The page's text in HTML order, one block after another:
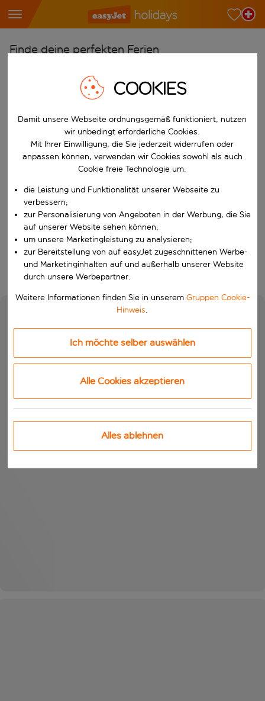
Finde deine perfekten Ferien
Wähle deine Flughäfen
Beginne mit der Eingabe für die automatische
Reiseziele finden
Nach
W&auml;hle ein Ab- und R&uuml;ckflugdatum aus.
Wähle deine Reisedaten
Wann
Wer
Suchen
COOKIES
Damit unsere Webseite ordnungsgemäß funktioniert, nutzen
wir unbedingt erforderliche Cookies.
Mit Ihrer Einwilligung, die Sie jederzeit widerrufen oder
anpassen können, verwenden wir Cookies sowohl als auch
Cookie freie Technologie um:
die Leistung und Funktionalität unserer Webseite zu
verbessern;
zur Personalisierung von Angeboten in der Werbung, die Sie
auf unserer Website sehen können;
um unsere Marketingleistung zu analysieren;
zur Bereitstellung von auf easyJet zugeschnittenen Werbe-
und Marketinginhalten auf und außerhalb unserer Website
durch unsere Werbepartner.
Weitere Informationen finden Sie in unserem Gruppen Cookie-
Hinweis.
Ich möchte selber auswählen
Alle Cookies akzeptieren
Alles ablehnen